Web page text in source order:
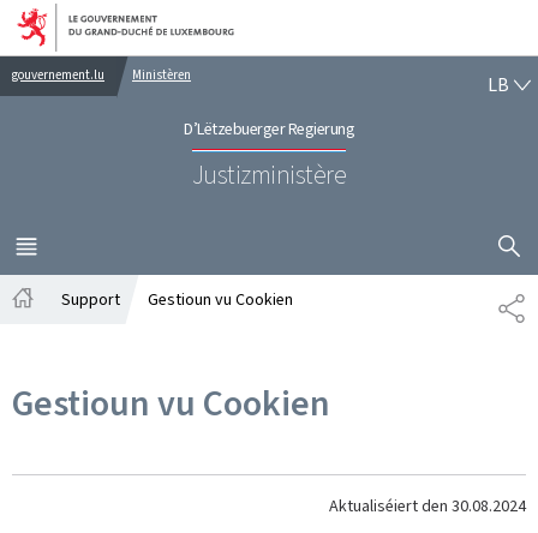
Bei den Haaptmenü goen
Bei den Inhalt goen
gouvernement.lu Ministèren
D’Lëtzebuerger Regierung
Justizministère
LB
MENÜ
HAAPT-
SHOW
Support Gestioun vu Cookien
Gestioun vu Cookien
Aktualiséiert den 30.08.2024